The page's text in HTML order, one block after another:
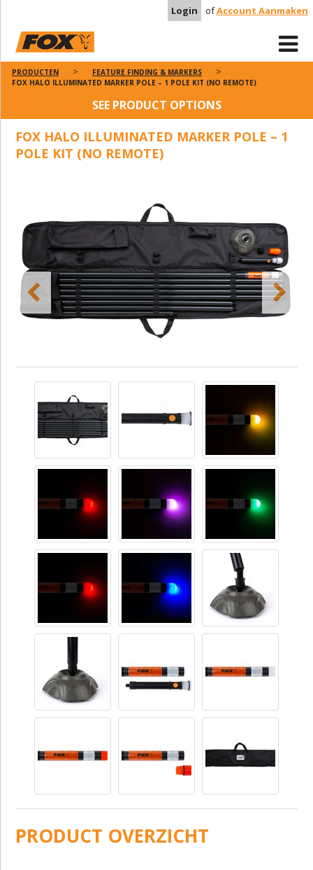
Login ofAccount Aanmaken
PRODUCTEN
FEATURE FINDING & MARKERS
FOX HALO ILLUMINATED MARKER POLE – 1 POLE KIT (NO REMOTE)
SEE PRODUCT OPTIONS
FOX HALO ILLUMINATED MARKER POLE – 1
POLE KIT (NO REMOTE)
PRODUCT OVERZICHT